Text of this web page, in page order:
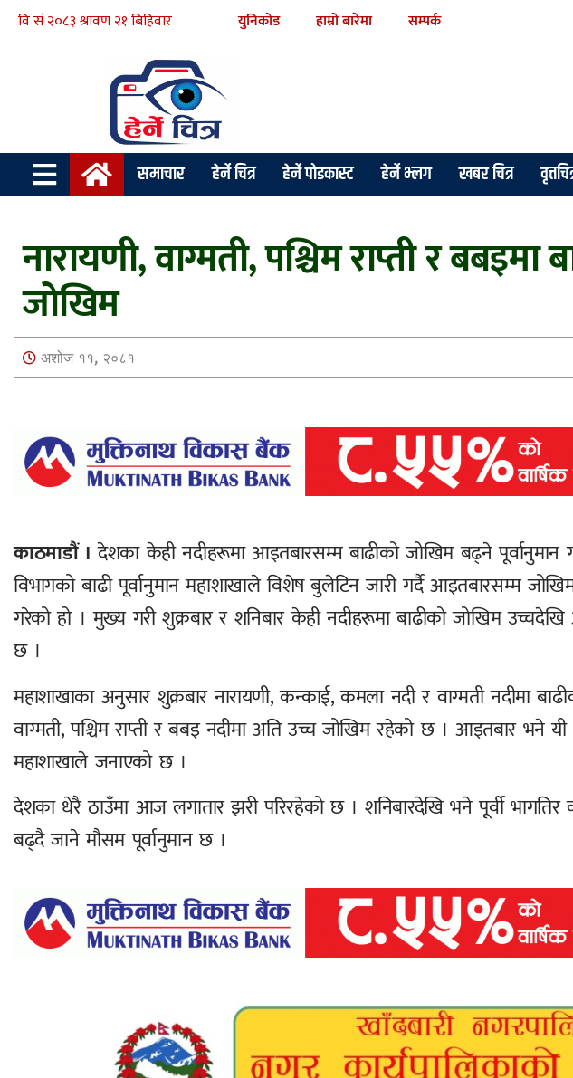
युनिकोड हाम्रो बारेमा सम्पर्क
समाचार हेर्ने चित्र हेर्ने पोडकास्ट हेर्ने भ्लग खबर चित्र
नारायणी, वाग्मती, पश्चिम राप्ती र बबइमा
जोखिम
अशोज ११, २०८१
काठमाडौं । देशका केही नदीहरूमा आइतबारसम्म बाढीको जोखिम बढ्ने
विभागको बाढी पूर्वानुमान महाशाखाले विशेष बुलेटिन जारी गर्दै आइतबारसम्म
गरेको हो । मुख्य गरी शुक्रबार र शनिबार केही नदीहरूमा बाढीको जोखिम
छ ।
महाशाखाका अनुसार शुक्रबार नारायणी, कन्काई, कमला नदी र वाग्मती नदीमा
वाग्मती, पश्चिम राप्ती र बबइ नदीमा अति उच्च जोखिम रहेको छ । आइतबार भने
महाशाखाले जनाएको छ ।
देशका धेरै ठाउँमा आज लगातार झरी परिरहेको छ । शनिबारदेखि भने पूर्वी भागतिर
बढ्दै जाने मौसम पूर्वानुमान छ ।